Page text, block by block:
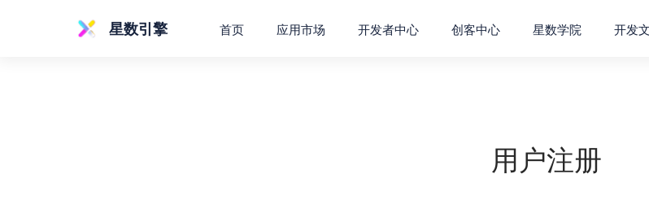
星数引擎 首页 应用市场 开发者中心 创客中心 星数学院 开发
用户注册